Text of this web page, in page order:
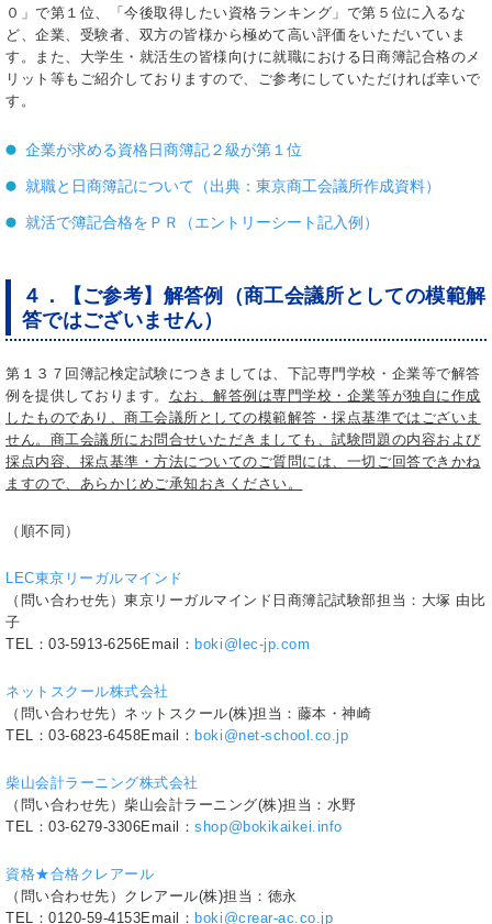
０」で第１位、「今後取得したい資格ランキング」で第５位に入るな
ど、企業、受験者、双方の皆様から極めて高い評価をいただいていま
す。また、大学生・就活生の皆様向けに就職における日商簿記合格のメ
リット等もご紹介しておりますので、ご参考にしていただければ幸いで
す。
企業が求める資格日商簿記２級が第１位
就職と日商簿記について（出典：東京商工会議所作成資料）
就活で簿記合格をＰＲ（エントリーシート記入例）
４．【ご参考】解答例（商工会議所としての模範解
答ではございません）
第１３７回簿記検定試験につきましては、下記専門学校・企業等で解答
例を提供しております。 なお、解答例は専門学校・企業等が独自に作成
したものであり、商工会議所としての模範解答・採点基準ではございま
せん。商工会議所にお問合せいただきましても、試験問題の内容および
採点内容、採点基準・方法についてのご質問には、一切ご回答できかね
ますので、あらかじめご承知おきください。
（順不同）
LEC東京リーガルマインド
（問い合わせ先）東京リーガルマインド日商簿記試験部担当：大塚 由比
子
TEL：03-5913-6256Email： boki@lec-jp.com
ネットスクール株式会社
（問い合わせ先）ネットスクール(株)担当：藤本・神崎
TEL：03-6823-6458Email： boki@net-school.co.jp
柴山会計ラーニング株式会社
（問い合わせ先）柴山会計ラーニング(株)担当：水野
TEL：03-6279-3306Email：shop@bokikaikei.info
資格★合格クレアール
（問い合わせ先）クレアール(株)担当：徳永
TEL：0120-59-4153Email： boki@crear-ac.co.jp